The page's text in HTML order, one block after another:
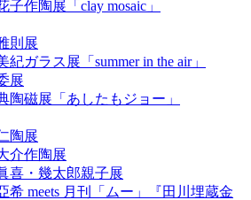
子作陶展「clay mosaic」
則展
紀ガラス展「summer in the air」
展
陶磁展「あしたもジョー」
陶展
介作陶展
喜・幾太郎親子展
希 meets 月刊「ムー」『田川埋蔵金